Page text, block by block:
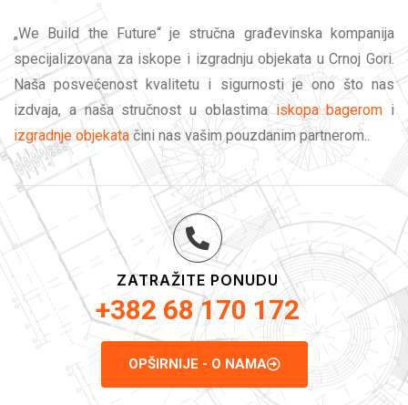
„We Build the Future“ je stručna građevinska kompanija
specijalizovana za iskope i izgradnju objekata u Crnoj Gori.
Naša posvećenost kvalitetu i sigurnosti je ono što nas
izdvaja, a naša stručnost u oblastimaiskopa bagerom i
izgradnje objekata čini nas vašim pouzdanim partnerom..
ZATRAŽITE PONUDU
+382 68 170 172
OPŠIRNIJE - O NAMA